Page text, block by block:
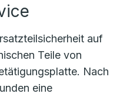
auf
Teile von
Nach
eine